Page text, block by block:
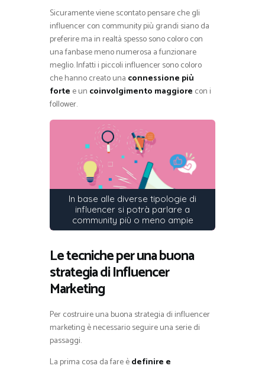
Sicuramente viene scontato pensare che gli
influencer con community più grandi siano da
preferire ma in realtà spesso sono coloro con
una fanbase meno numerosa a funzionare
meglio. Infatti i piccoli influencer sono coloro
che hanno creato una connessione più
forte e un coinvolgimento maggiore con i
follower.
In base alle diverse tipologie di
influencer si potrà parlare a
community più o meno ampie
Le tecniche per una buona
strategia di Influencer
Marketing
Per costruire una buona strategia di influencer
marketing è necessario seguire una serie di
passaggi.
La prima cosa da fare èdefinire e